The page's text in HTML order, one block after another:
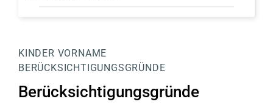
KINDER VORNAME
BERÜCKSICHTIGUNGSGRÜNDE
Berücksichtigungsgründe